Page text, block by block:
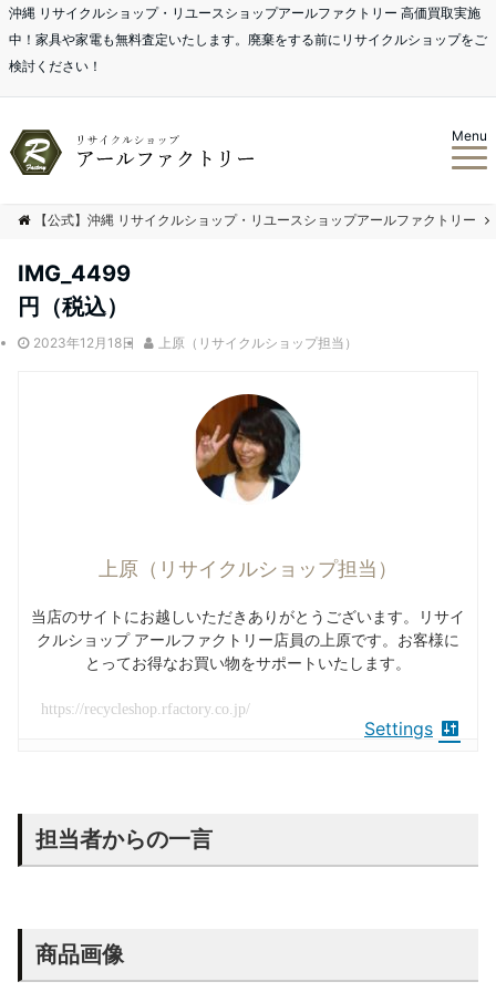
沖縄 リサイクルショップ・リユースショップアールファクトリー 高価買取実施
中！家具や家電も無料査定いたします。廃棄をする前にリサイクルショップをご
検討ください！
Menu
【公式】沖縄 リサイクルショップ・リユースショップアールファクトリー
IMG_4499
円（税込）
2023年12月18日 上原（リサイクルショップ担当）
上原（リサイクルショップ担当）
当店のサイトにお越しいただきありがとうございます。リサイ
クルショップ アールファクトリー店員の上原です。お客様に
とってお得なお買い物をサポートいたします。
https://recycleshop.rfactory.co.jp/
Settings
担当者からの一言
商品画像